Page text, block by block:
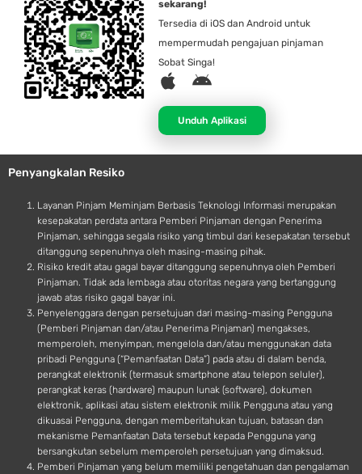
sekarang!
Tersedia di iOS dan Android untuk
mempermudah pengajuan pinjaman
Sobat Singa!
A
p
l
e
A
d
r
o
d
Unduh Aplikasi
Penyangkalan Resiko
Layanan Pinjam Meminjam Berbasis Teknologi Informasi merupakan
kesepakatan perdata antara Pemberi Pinjaman dengan Penerima
Pinjaman, sehingga segala risiko yang timbul dari kesepakatan tersebut
ditanggung sepenuhnya oleh masing-masing pihak.
Risiko kredit atau gagal bayar ditanggung sepenuhnya oleh Pemberi
Pinjaman. Tidak ada lembaga atau otoritas negara yang bertanggung
jawab atas risiko gagal bayar ini.
Penyelenggara dengan persetujuan dari masing-masing Pengguna
(Pemberi Pinjaman dan/atau Penerima Pinjaman) mengakses,
memperoleh, menyimpan, mengelola dan/atau menggunakan data
pribadi Pengguna (“Pemanfaatan Data”) pada atau di dalam benda,
perangkat elektronik (termasuk smartphone atau telepon seluler),
perangkat keras (hardware) maupun lunak (software), dokumen
elektronik, aplikasi atau sistem elektronik milik Pengguna atau yang
dikuasai Pengguna, dengan memberitahukan tujuan, batasan dan
mekanisme Pemanfaatan Data tersebut kepada Pengguna yang
bersangkutan sebelum memperoleh persetujuan yang dimaksud.
Pemberi Pinjaman yang belum memiliki pengetahuan dan pengalaman